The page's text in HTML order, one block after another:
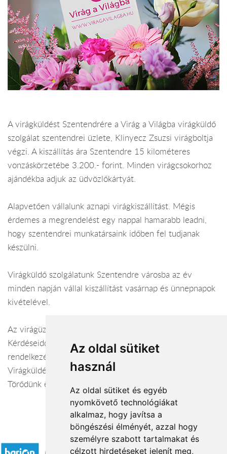
Az oldal sütiket
használ
Az oldal sütiket és egyéb
nyomkövető technológiákat
alkalmaz, hogy javítsa a
böngészési élményét, azzal hogy
személyre szabott tartalmakat és
célzott hirdetéseket jelenít meg,
A virágküldést Szentendrére a Virág a Világba virágküldő
szolgálat szentendrei üzlete, Klinyecz Zsuzsi virágboltja
végzi. A kiszállítás ára Szentendre 15 kilométeres
vonzáskörzetébe 3.200.- forint. Minden virágcsokorhoz
ajándékba adjuk az üdvözlőkártyát.
Alapvetően vállalunk aznapi virágkiszállítást. Mégis
érdemes a megrendelést egy nappal hamarabb leadni,
hogy szentendrei munkatársaink időben fel tudjanak
készülni.
Virágküldő szolgálatunk Szentendre városba az év
minden napján vállal kiszállítást vasárnap és ünnepnapok
kivételével.
Az virágüzlet webáruháza:
Kérdéseiddel kapcsolatban örömmel állunk
rendelkezésedre.
Virágküldés Szentendre
Törődünk egymással
Elfogadott fizetési módok